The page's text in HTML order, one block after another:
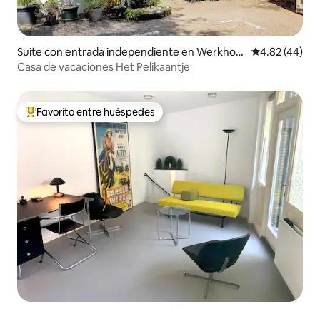
Suite con entrada independiente en Werkhov
en
Calificación
4.82 (44)
Casa de vacaciones Het Pelikaantje
De los mejores en Favorito entre huéspedes
Favorito entre huéspedes